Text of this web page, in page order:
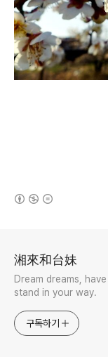
湘來和台妹
Dream dreams,
stand in your way.
구독하기